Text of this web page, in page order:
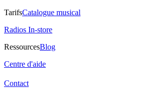
TarifsCatalogue musical
Radios In-store
RessourcesBlog
Centre d'aide
Contact